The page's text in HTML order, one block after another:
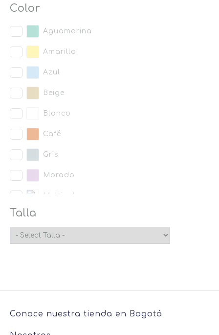
Color
Aguamarina
Amarillo
Azul
Beige
Blanco
Café
Gris
Morado
Multicolor
Negro
Talla
Conoce nuestra tienda en Bogotá